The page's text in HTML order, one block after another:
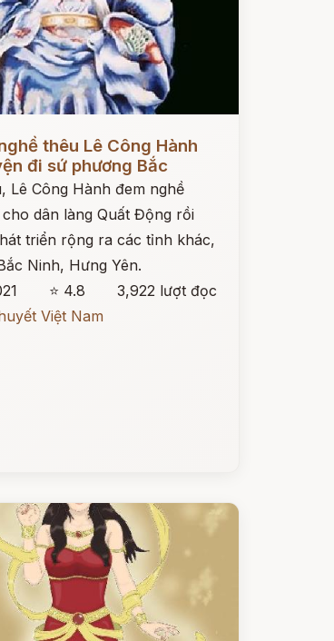
thêu Lê Công Hành
đi sứ phương Bắc
Lê Công Hành đem nghề
dân làng Quất Động rồi
triển rộng ra các tỉnh khác,
Ninh, Hưng Yên.
⭐ 4.8
3,922 lượt đọc
Việt Nam